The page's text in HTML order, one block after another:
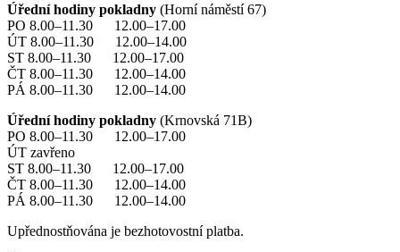
Úřední hodiny pokladny (Horní náměstí 67)
PO 8.00–11.30 12.00–17.00
ÚT 8.00–11.30 12.00–14.00
ST 8.00–11.30 12.00–17.00
ČT 8.00–11.30 12.00–14.00
PÁ 8.00–11.30 12.00–14.00
Úřední hodiny pokladny (Krnovská 71B)
PO 8.00–11.30 12.00–17.00
ÚT zavřeno
ST 8.00–11.30 12.00–17.00
ČT 8.00–11.30 12.00–14.00
PÁ 8.00–11.30 12.00–14.00
Upřednostňována je bezhotovostní platba.